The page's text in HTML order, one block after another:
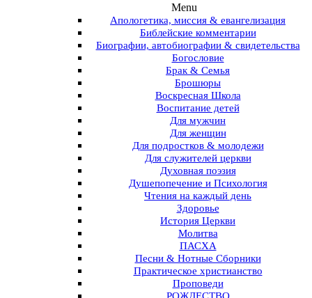
Menu
Апологетика, миссия & евангелизация
Библейские комментарии
Биографии, автобиографии & свидетельства
Богословие
Брак & Семья
Брошюры
Воскресная Школа
Воспитание детей
Для мужчин
Для женщин
Для подростков & молодежи
Для служителей церкви
Духовная поэзия
Душепопечение и Психология
Чтения на каждый день
Здоровье
История Церкви
Молитва
ПАСХА
Песни & Нотные Сборники
Практическое христианство
Проповеди